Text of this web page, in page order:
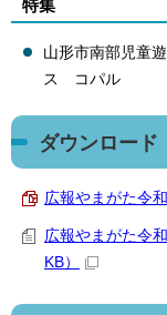
特集
山形市南部児童
ス コパル
ダウンロード
広報やまがた令
広報やまがた令
KB）